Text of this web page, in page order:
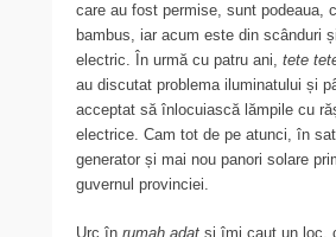
care au fost permise, sunt podeaua,
bambus, iar acum este din scânduri
electric. În urmă cu patru ani, tete
au discutat problema iluminatului și
acceptat să înlocuiască lămpile cu
electrice. Cam tot de pe atunci, în
generator și mai nou panori solare
guvernul provinciei.
Urc în rumah adat și îmi caut un loc,